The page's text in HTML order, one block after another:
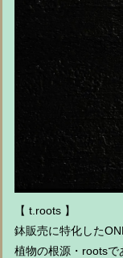
【 t.roots 】
鉢販売に特化した
植物の根源・rootsで